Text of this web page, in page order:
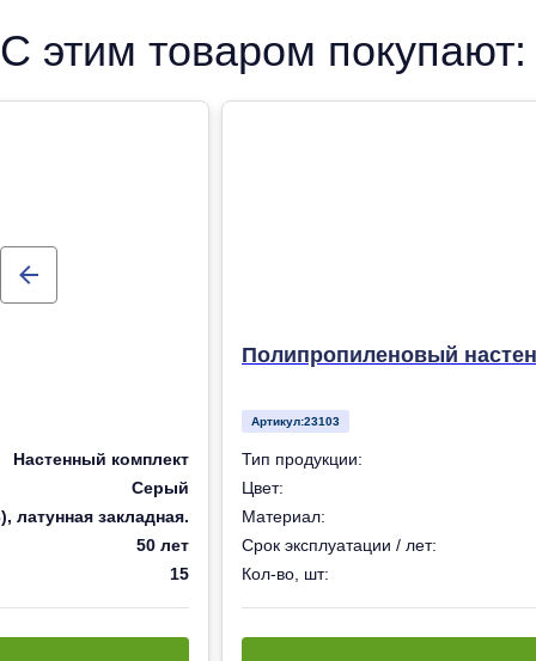
С этим товаром покупают:
Настенный комплект
Серый
латунная закладная.
50 лет
15
Полипропиленовый
Артикул:23103
Тип продукции:
Цвет:
Материал:
Срок эксплуатации / лет:
Кол-во, шт: